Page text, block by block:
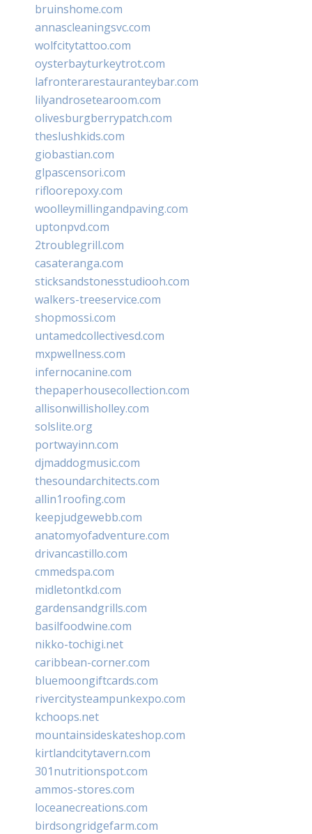
bruinshome.com
annascleaningsvc.com
wolfcitytattoo.com
oysterbayturkeytrot.com
lafronterarestauranteybar.com
lilyandrosetearoom.com
olivesburgberrypatch.com
theslushkids.com
giobastian.com
glpascensori.com
rifloorepoxy.com
woolleymillingandpaving.com
uptonpvd.com
2troublegrill.com
casateranga.com
sticksandstonesstudiooh.com
walkers-treeservice.com
shopmossi.com
untamedcollectivesd.com
mxpwellness.com
infernocanine.com
thepaperhousecollection.com
allisonwillisholley.com
solslite.org
portwayinn.com
djmaddogmusic.com
thesoundarchitects.com
allin1roofing.com
keepjudgewebb.com
anatomyofadventure.com
drivancastillo.com
cmmedspa.com
midletontkd.com
gardensandgrills.com
basilfoodwine.com
nikko-tochigi.net
caribbean-corner.com
bluemoongiftcards.com
rivercitysteampunkexpo.com
kchoops.net
mountainsideskateshop.com
kirtlandcitytavern.com
301nutritionspot.com
ammos-stores.com
loceanecreations.com
birdsongridgefarm.com